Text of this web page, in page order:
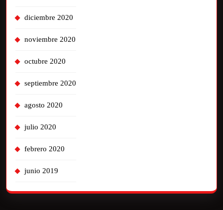
diciembre 2020
noviembre 2020
octubre 2020
septiembre 2020
agosto 2020
julio 2020
febrero 2020
junio 2019